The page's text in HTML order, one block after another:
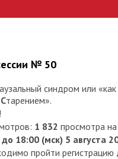
№ 50
синдром или «как
Старением».
1 832 просмотра
18:00 (мск) 5 августа
пройти регистрацию